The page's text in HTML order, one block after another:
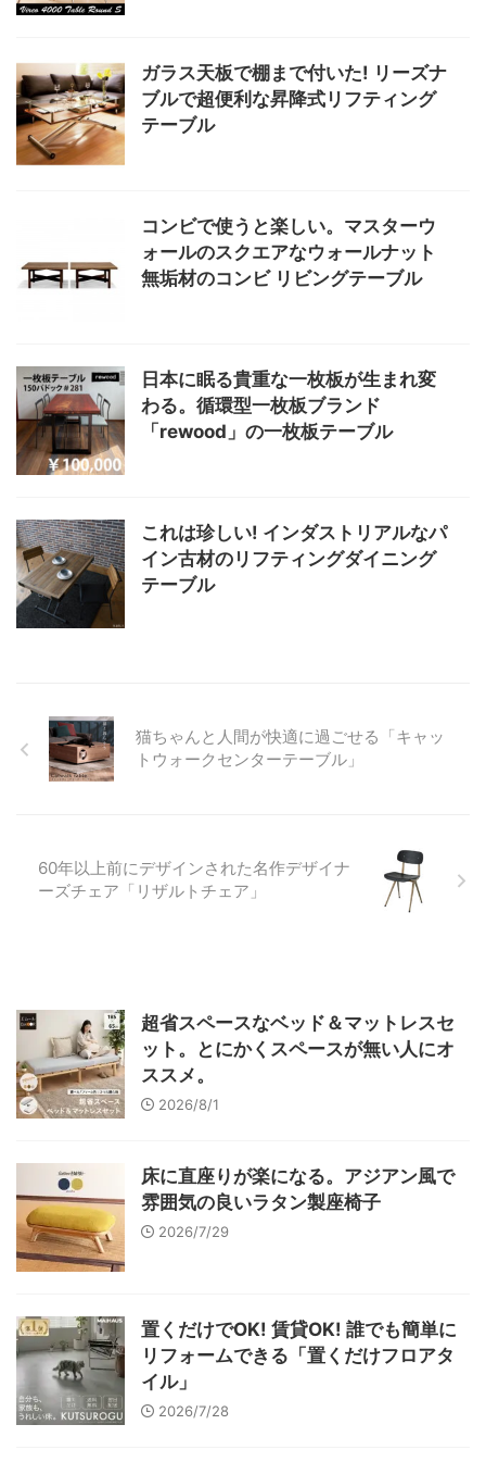
ガラス天板で棚まで付いた! リーズナ
ブルで超便利な昇降式リフティング
テーブル
コンビで使うと楽しい。マスターウ
ォールのスクエアなウォールナット
無垢材のコンビ リビングテーブル
日本に眠る貴重な一枚板が生まれ変
わる。循環型一枚板ブランド
「rewood」の一枚板テーブル
これは珍しい! インダストリアルなパ
イン古材のリフティングダイニング
テーブル
猫ちゃんと人間が快適に過ごせる「キャッ
トウォークセンターテーブル」
60年以上前にデザインされた名作デザイナ
ーズチェア「リザルトチェア」
超省スペースなベッド＆マットレスセ
ット。とにかくスペースが無い人にオ
ススメ。
2026/8/1
床に直座りが楽になる。アジアン風で
雰囲気の良いラタン製座椅子
2026/7/29
置くだけでOK! 賃貸OK! 誰でも簡単に
リフォームできる「置くだけフロアタ
イル」
2026/7/28